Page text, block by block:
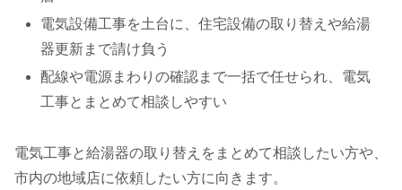
電気設備工事を土台に、住宅設備の取り替えや給湯
器更新まで請け負う
配線や電源まわりの確認まで一括で任せられ、電気
工事とまとめて相談しやすい
電気工事と給湯器の取り替えをまとめて相談したい方や、
市内の地域店に依頼したい方に向きます。